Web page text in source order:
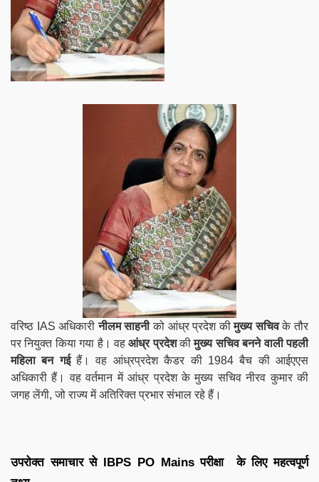
वरिष्ठ IAS अधिकारीनीलम साहनीको आंध्र प्रदेश कीमुख्य सचिवके तौर
पर नियुक्त किया गया है। वहआंध्र प्रदेशकीमुख्य सचिव बनने वाली पहली
महिला बन गईहैं। वह आंध्रप्रदेश कैडर की 1984 बैच की आईएएस
अधिकारी हैं। वह वर्तमान में आंध्र प्रदेश के मुख्य सचिव नीरव कुमार की
जगह लेंगी, जो राज्य में अतिरिक्त प्रभार संभाल रहे हैं।
उपरोक्त समाचार से IBPS PO Mainsपरीक्षा के लिए महत्वपूर्ण